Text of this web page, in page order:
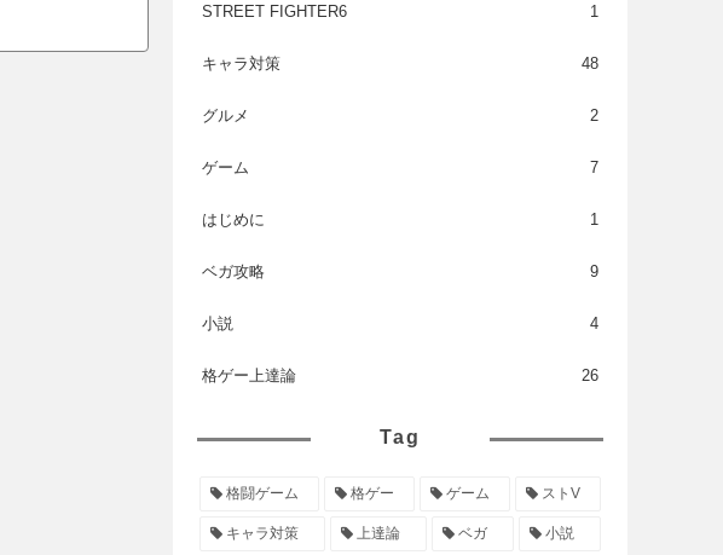
STREET FIGHTER6 1
キャラ対策 48
グルメ 2
ゲーム 7
はじめに 1
ベガ攻略 9
小説 4
格ゲー上達論 26
Tag
格闘ゲーム 格ゲー ゲーム ストV
キャラ対策 上達論 ベガ 小説